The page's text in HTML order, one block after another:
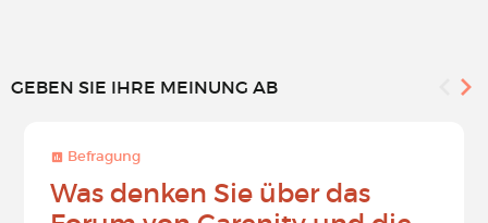
GEBEN SIE IHRE MEINUNG AB
Befragung
Was denken Sie über das